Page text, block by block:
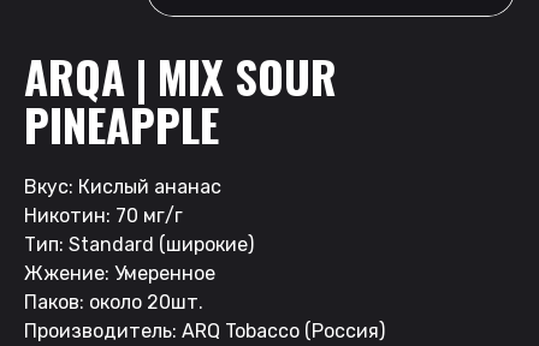
ARQA | MIX SOUR
PINEAPPLE
Вкус: Кислый ананас
Никотин: 70 мг/г
Тип: Standard (широкие)
Жжение: Умеренное
Паков: около 20шт.
Производитель: ARQ Tobacco (Россия)